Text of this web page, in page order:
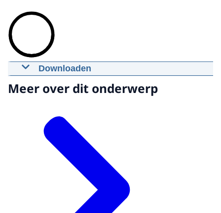
Downloaden
2. Stand van zaken onderzoek MH17 -
standpunten verdachten
Download
Meer over dit onderwerp